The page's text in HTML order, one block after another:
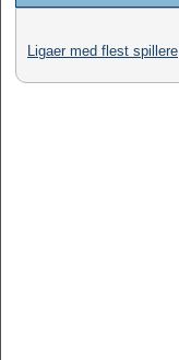
Ligaer med flest spillere